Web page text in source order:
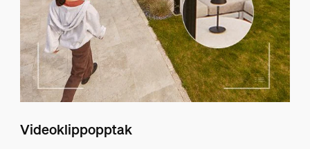
Videoklippopptak